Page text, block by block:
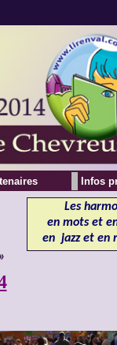
Les
en mots et
en jazz et en
Infos